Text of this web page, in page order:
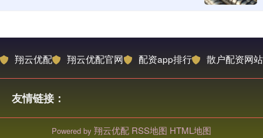
翔云优配 翔云优配官网 配资app排行 散户配资网站
友情链接：
Powered by 翔云优配 RSS地图 HTML地图